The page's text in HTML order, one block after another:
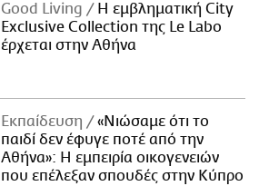
Good Living
Η εμβληματική City
Exclusive Collection της Le Labo
έρχεται στην Αθήνα
Εκπαίδευση
«Νιώσαμε ότι το
παιδί δεν έφυγε ποτέ από την
Αθήνα»: Η εμπειρία οικογενειών
που επέλεξαν σπουδές στην Κύπρο